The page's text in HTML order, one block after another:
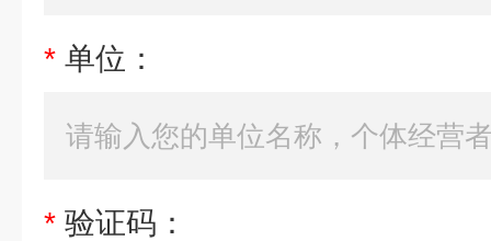
* 单位：
* 验证码：